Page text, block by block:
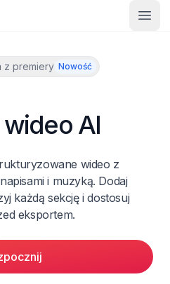
z premiery Nowość
AI
wideo z
i muzyką. Dodaj
każdą sekcję i dostosuj
eksportem.